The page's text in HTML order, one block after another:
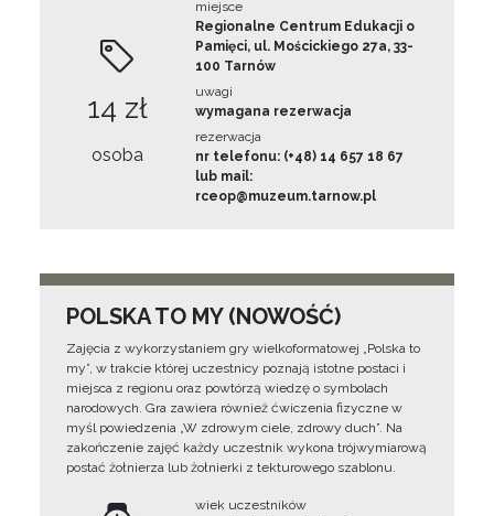
14 zł
osoba
miejsce
Regionalne Centrum Edukacji o
Pamięci, ul. Mościckiego 27a, 33-
100 Tarnów
uwagi
wymagana rezerwacja
rezerwacja
nr telefonu: (+48) 14 657 18 67
lub mail:
rceop@muzeum.tarnow.pl
POLSKA TO MY (NOWOŚĆ)
Zajęcia z wykorzystaniem gry wielkoformatowej „Polska to
my”, w trakcie której uczestnicy poznają istotne postaci i
miejsca z regionu oraz powtórzą wiedzę o symbolach
narodowych. Gra zawiera również ćwiczenia fizyczne w
myśl powiedzenia „W zdrowym ciele, zdrowy duch”. Na
zakończenie zajęć każdy uczestnik wykona trójwymiarową
postać żołnierza lub żołnierki z tekturowego szablonu.
wiek uczestników